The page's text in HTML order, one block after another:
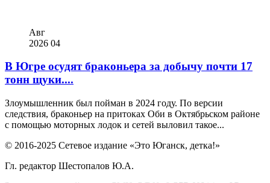
Авг
2026 04
В Югре осудят браконьера за добычу почти 17
тонн щуки....
Злоумышленник был пойман в 2024 году. По версии
следствия, браконьер на притоках Оби в Октябрьском районе
с помощью моторных лодок и сетей выловил такое...
© 2016-2025 Сетевое издание «Это Юганск, детка!»
Гл. редактор Шестопалов Ю.А.